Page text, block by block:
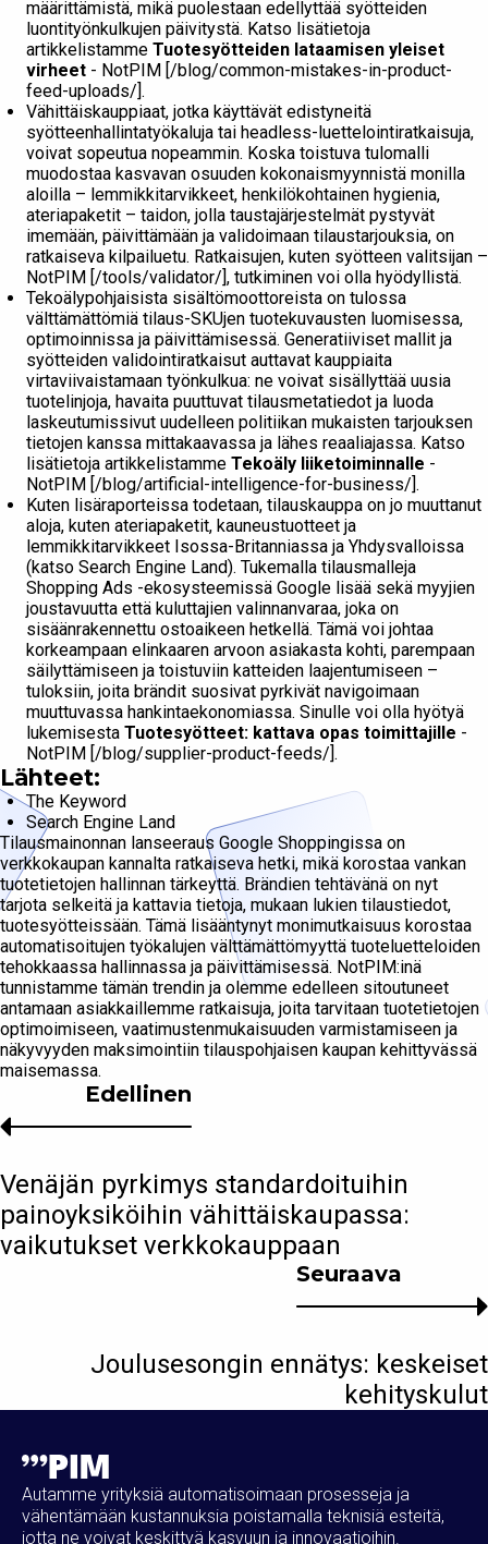
määrittämistä, mikä puolestaan edellyttää syötteiden
luontityönkulkujen päivitystä. Katso lisätietoja
artikkelistamme Tuotesyötteiden lataamisen yleiset
virheet - NotPIM [/blog/common-mistakes-in-product-
feed-uploads/].
Vähittäiskauppiaat, jotka käyttävät edistyneitä
syötteenhallintatyökaluja tai headless-luettelointiratkaisuja,
voivat sopeutua nopeammin. Koska toistuva tulomalli
muodostaa kasvavan osuuden kokonaismyynnistä monilla
aloilla – lemmikkitarvikkeet, henkilökohtainen hygienia,
ateriapaketit – taidon, jolla taustajärjestelmät pystyvät
imemään, päivittämään ja validoimaan tilaustarjouksia, on
ratkaiseva kilpailuetu. Ratkaisujen, kuten syötteen valitsijan –
NotPIM [/tools/validator/], tutkiminen voi olla hyödyllistä.
Tekoälypohjaisista sisältömoottoreista on tulossa
välttämättömiä tilaus-SKUjen tuotekuvausten luomisessa,
optimoinnissa ja päivittämisessä. Generatiiviset mallit ja
syötteiden validointiratkaisut auttavat kauppiaita
virtaviivaistamaan työnkulkua: ne voivat sisällyttää uusia
tuotelinjoja, havaita puuttuvat tilausmetatiedot ja luoda
laskeutumissivut uudelleen politiikan mukaisten tarjouksen
tietojen kanssa mittakaavassa ja lähes reaaliajassa. Katso
lisätietoja artikkelistamme Tekoäly liiketoiminnalle -
NotPIM [/blog/artificial-intelligence-for-business/].
Kuten lisäraporteissa todetaan, tilauskauppa on jo muuttanut
aloja, kuten ateriapaketit, kauneustuotteet ja
lemmikkitarvikkeet Isossa-Britanniassa ja Yhdysvalloissa
(katso Search Engine Land). Tukemalla tilausmalleja
Shopping Ads -ekosysteemissä Google lisää sekä myyjien
joustavuutta että kuluttajien valinnanvaraa, joka on
sisäänrakennettu ostoaikeen hetkellä. Tämä voi johtaa
korkeampaan elinkaaren arvoon asiakasta kohti, parempaan
säilyttämiseen ja toistuviin katteiden laajentumiseen –
tuloksiin, joita brändit suosivat pyrkivät navigoimaan
muuttuvassa hankintaekonomiassa. Sinulle voi olla hyötyä
lukemisesta Tuotesyötteet: kattava opas toimittajille -
NotPIM [/blog/supplier-product-feeds/].
Lähteet:
The Keyword
Search Engine Land
Tilausmainonnan lanseeraus Google Shoppingissa on
verkkokaupan kannalta ratkaiseva hetki, mikä korostaa vankan
tuotetietojen hallinnan tärkeyttä. Brändien tehtävänä on nyt
tarjota selkeitä ja kattavia tietoja, mukaan lukien tilaustiedot,
tuotesyötteissään. Tämä lisääntynyt monimutkaisuus korostaa
automatisoitujen työkalujen välttämättömyyttä tuoteluetteloiden
tehokkaassa hallinnassa ja päivittämisessä. NotPIM:inä
tunnistamme tämän trendin ja olemme edelleen sitoutuneet
antamaan asiakkaillemme ratkaisuja, joita tarvitaan tuotetietojen
optimoimiseen, vaatimustenmukaisuuden varmistamiseen ja
näkyvyyden maksimointiin tilauspohjaisen kaupan kehittyvässä
maisemassa.
Seuraava
Joulusesongin ennätys: keskeiset
kehityskulut
Edellinen
Venäjän pyrkimys standardoituihin
painoyksiköihin vähittäiskaupassa:
vaikutukset verkkokauppaan
Autamme yrityksiä automatisoimaan prosesseja ja
vähentämään kustannuksia poistamalla teknisiä esteitä,
jotta ne voivat keskittyä kasvuun ja innovaatioihin.